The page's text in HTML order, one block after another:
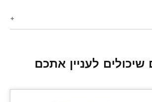
שיכולים לעניין אתכם